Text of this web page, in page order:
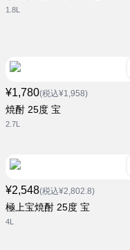
1.8L
¥1,780(税込¥1,958)
焼酎 25度 宝
2.7L
¥2,548(税込¥2,802.8)
極上宝焼酎 25度 宝
4L